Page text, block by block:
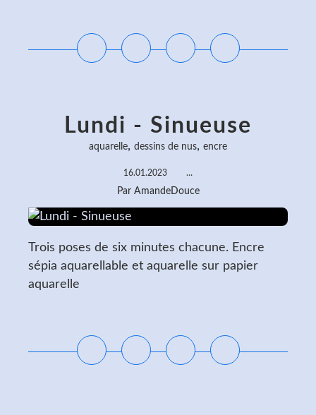
Lundi - Sinueuse
aquarelle, dessins de nus, encre
16.01.2023 …
Par AmandeDouce
Trois poses de six minutes chacune. Encre
sépia aquarellable et aquarelle sur papier
aquarelle